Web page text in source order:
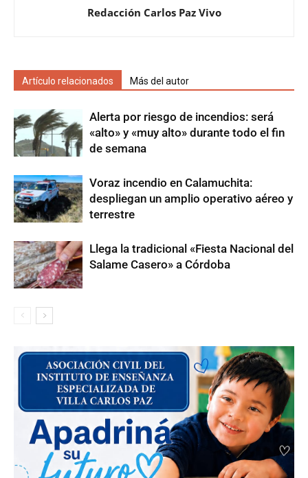
Redacción Carlos Paz Vivo
Artículo relacionados Más del autor
Alerta por riesgo de incendios: será
«alto» y «muy alto» durante todo el fin
de semana
Voraz incendio en Calamuchita:
despliegan un amplio operativo aéreo y
terrestre
Llega la tradicional «Fiesta Nacional del
Salame Casero» a Córdoba